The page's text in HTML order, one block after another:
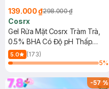
139.000 ₫298.000 ₫
Cosrx
Gel Rửa Mặt Cosrx Tràm Trà,
0.5% BHA Có Độ pH Thấp
150ml
5.0
(173)
5%
-57%